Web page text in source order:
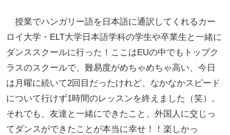
授業でハンガリー語を日本語に通訳してくれるカー
ロイ大学・ELT大学日本語学科の学生や卒業生と一緒に
ダンススクールに行った！ここはEUの中でもトップク
ラスのスクールで、難易度がめちゃめちゃ高い、今日
は月曜に続いて2回目だったけれど、なかなかスピード
について行けず1時間のレッスンを終えました（笑）。
それでも、友達と一緒にできたこと、外国人に交じっ
てダンスができたことが本当に幸せ！！楽しかっ